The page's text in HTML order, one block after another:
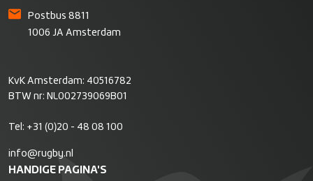
Postbus 8811
1006 JA Amsterdam
KvK Amsterdam: 40516782
BTW nr: NL002739069B01
Tel: +31 (0)20 - 48 08 100
info@rugby.nl
HANDIGE PAGINA'S